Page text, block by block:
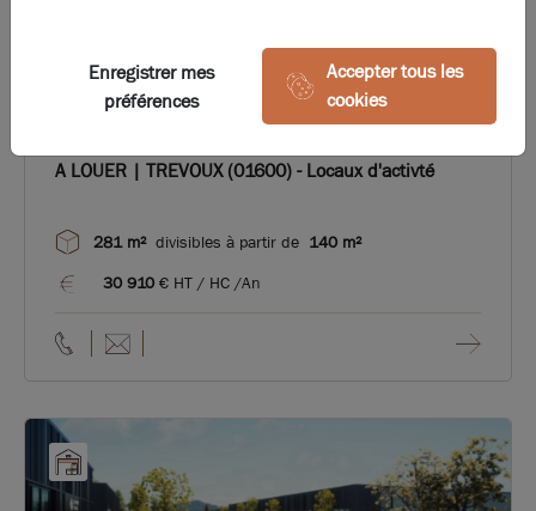
Photos (3)
A LOUER | TREVOUX (01600) - Locaux d'activté
281 m²divisibles à partir de 140 m²
30 910 € HT / HC /An
Enregistrer mes
préférences
Accepter tous les
cookies